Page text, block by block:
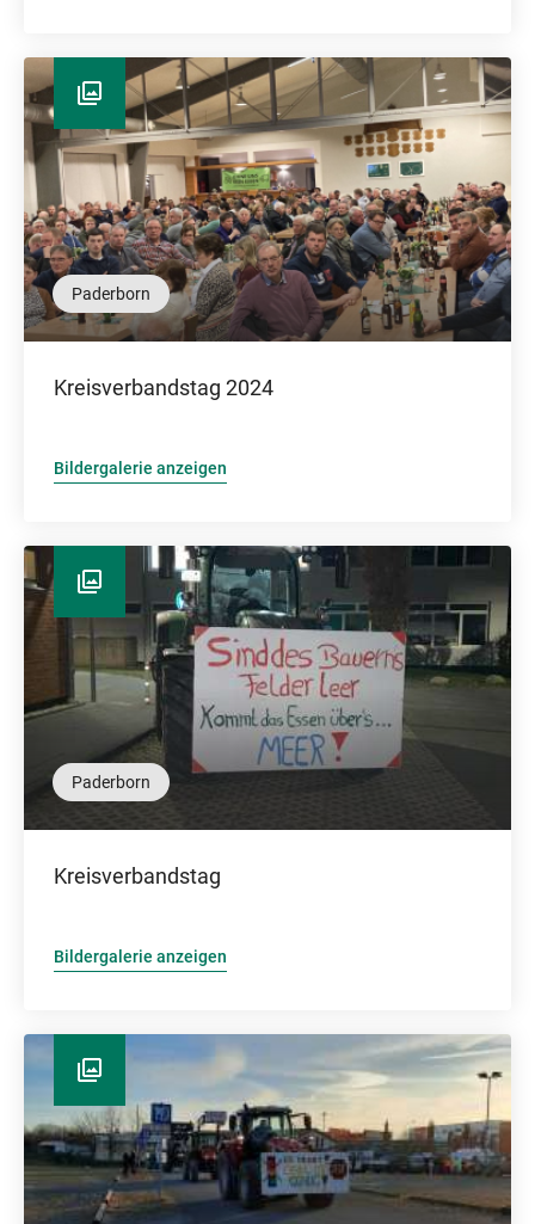
Paderborn
Kreisverbandstag 2024
Bildergalerie anzeigen
Paderborn
Kreisverbandstag
Bildergalerie anzeigen